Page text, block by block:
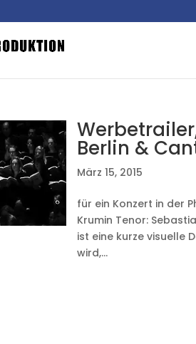
Berlin &
März 15, 2015
für ein Konzert in der
Krumin Tenor:
ist eine kurze visuelle
wird,...